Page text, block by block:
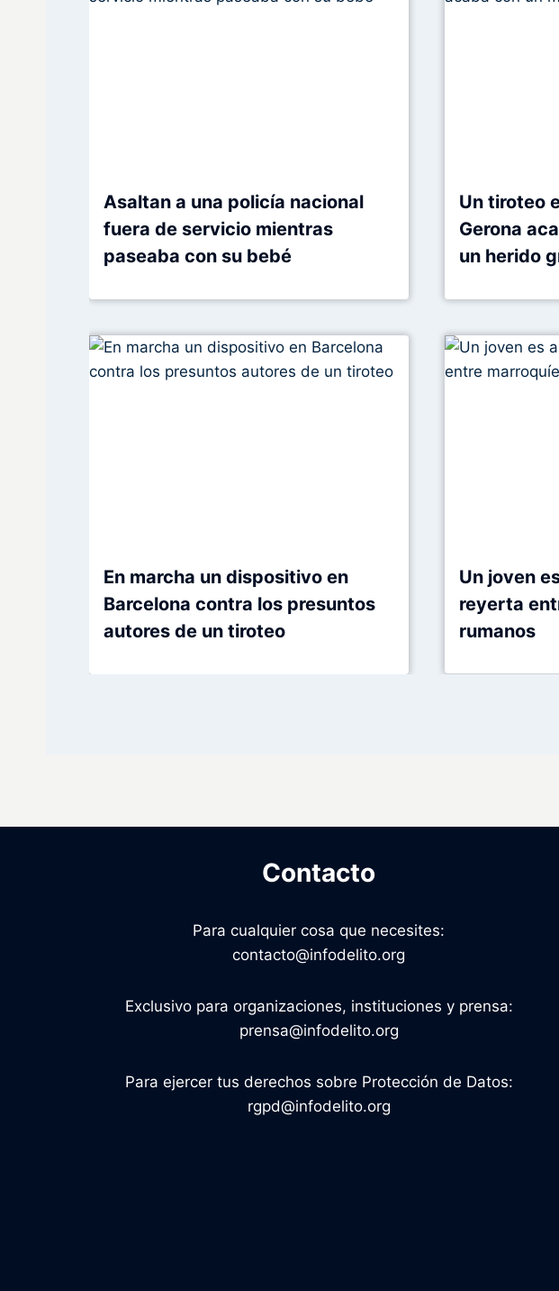
Asaltan a una policía nacional
fuera de servicio mientras
paseaba con su bebé
Un tiroteo
Gerona
un herido
En marcha un dispositivo en
Barcelona contra los presuntos
autores de un tiroteo
Un joven
reyerta
rumanos
Contacto
Para cualquier cosa que necesites:
contacto@infodelito.org
Exclusivo para organizaciones, instituciones y prensa:
prensa@infodelito.org
Para ejercer tus derechos sobre Protección de Datos:
rgpd@infodelito.org